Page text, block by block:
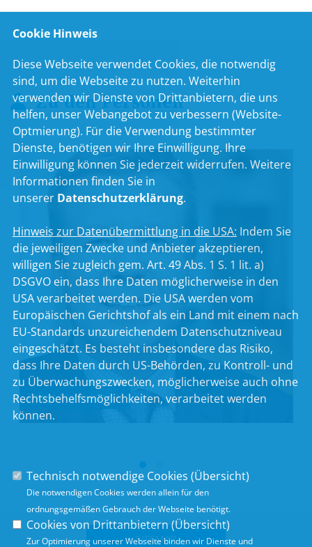
Zu den Personen
Robert Brannekämper
SITEMAP
Cookie Hinweis
Diese Webseite verwendet Cookies, die notwendig
sind, um die Webseite zu nutzen. Weiterhin
verwenden wir Dienste von Drittanbietern, die uns
helfen, unser Webangebot zu verbessern (Website-
Optmierung). Für die Verwendung bestimmter
Dienste, benötigen wir Ihre Einwilligung. Ihre
Einwilligung können Sie jederzeit widerrufen. Weitere
Informationen finden Sie in
unserer Datenschutzerklärung.
Hinweis zur Datenübermittlung in die USA: Indem Sie
die jeweiligen Zwecke und Anbieter akzeptieren,
willigen Sie zugleich gem. Art. 49 Abs. 1 S. 1 lit. a)
DSGVO ein, dass Ihre Daten möglicherweise in den
USA verarbeitet werden. Die USA werden vom
Europäischen Gerichtshof als ein Land mit einem nach
EU-Standards unzureichendem Datenschutzniveau
eingeschätzt. Es besteht insbesondere das Risiko,
dass Ihre Daten durch US-Behörden, zu Kontroll- und
zu Überwachungszwecken, möglicherweise auch ohne
Rechtsbehelfsmöglichkeiten, verarbeitet werden
können.
Technisch notwendige Cookies (Übersicht)
Die notwendigen Cookies werden allein für den
ordnungsgemäßen Gebrauch der Webseite benötigt.
Cookies von Drittanbietern (Übersicht)
Zur Optimierung unserer Webseite binden wir Dienste und